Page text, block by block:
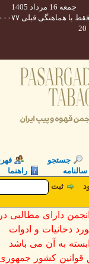
16 مرداد 1405
قبلی ۰۹۳۵۲۲۰۰۰۷۷
جستجو
فهرست
راهنما
ثبت
دارای مطالبی در
و ادوات
به آن می باشد
کشور جمهوری